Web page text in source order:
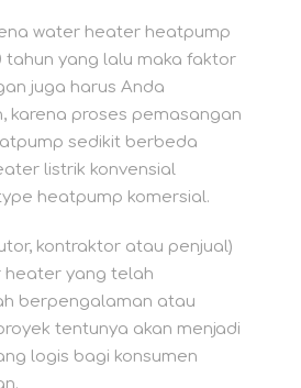
water heater heatpump
tahun yang lalu maka faktor
juga harus Anda
karena proses pemasangan
sedikit berbeda
listrik konvensial
heatpump komersial.
kontraktor atau penjual)
heater yang telah
berpengalaman atau
tentunya akan menjadi
logis bagi konsumen